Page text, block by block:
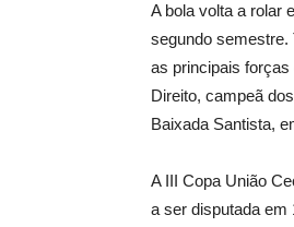
A bola volta a rolar
segundo semestre.
as principais forças
Direito, campeã
Baixada Santista,
A III Copa União
a ser disputada em